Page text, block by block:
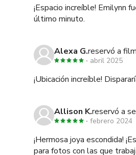
¡Espacio increíble! Emilynn
último minuto.
Alexa G.reservó a
abril 2025
¡Ubicación increíble!
Allison K.reservó a
febrero 2024
¡Hermosa joya escondida!
para fotos con las que